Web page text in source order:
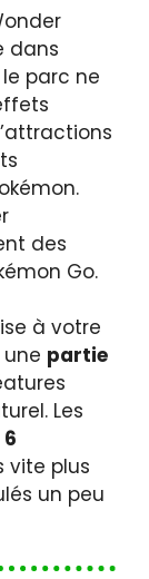
dans
le parc ne
des
Go.
à votre
partie
Les
6
vite plus
un peu